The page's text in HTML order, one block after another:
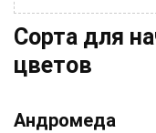
Сорта для
цветов
Андромеда